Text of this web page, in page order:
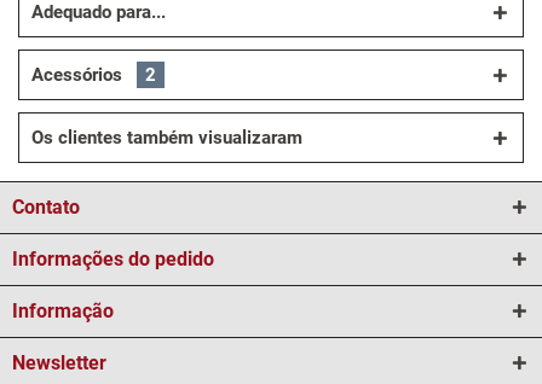
Adequado para...
Acessórios 2
Os clientes também visualizaram
Contato
Informações do pedido
Informação
Newsletter